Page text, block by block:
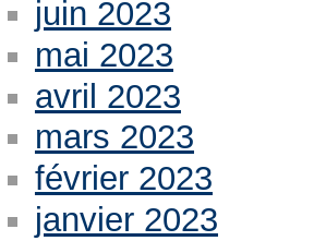
juin 2023
mai 2023
avril 2023
mars 2023
février 2023
janvier 2023